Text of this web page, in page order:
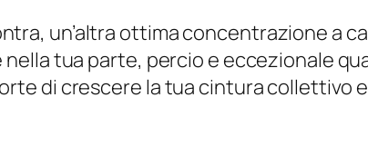
un’altra ottima concentrazione a
tua parte, percio e eccezionale
di crescere la tua cintura